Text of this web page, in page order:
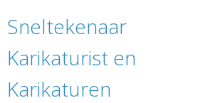
Sneltekenaar
Karikaturist en
Karikaturen